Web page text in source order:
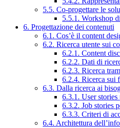
5.5. Co-progettare le
5.5.1. Workshop
6. Progettazione dei contenuti
6.1. Cos’è il content
6.2. Ricerca utente sui
6.2.1. Content
6.2.2. Dati di
6.2.3. Ricerca
6.2.4. Ricerca sui
6.3. Dalla ricerca ai
6.3.1. User
6.3.2. Job stories
6.3.3. Criteri di
6.4. Architettura